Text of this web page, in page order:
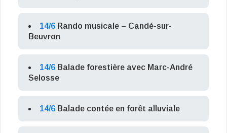
14/6 Rando musicale – Candé-sur-
Beuvron
14/6 Balade forestière avec Marc-André
Selosse
14/6 Balade contée en forêt alluviale